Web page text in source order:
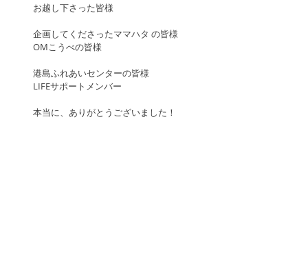
お越し下さった皆様
企画してくださったママハタ の皆様
OMこうべの皆様
港島ふれあいセンターの皆様
LIFEサポートメンバー
本当に、ありがとうございました！